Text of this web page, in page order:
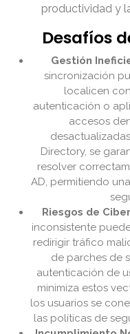
productividad y
Desafíos
Gestión
sincronización
localicen
autenticación o
accesos
Directory, se
resolver
AD, permitiendo
Riesgos de
inconsistente
redirigir tráfico
de parches de
autenticación de
minimiza estos
los usuarios se
las políticas de